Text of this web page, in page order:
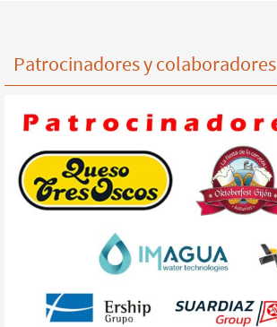
Patrocinadores y colaboradores